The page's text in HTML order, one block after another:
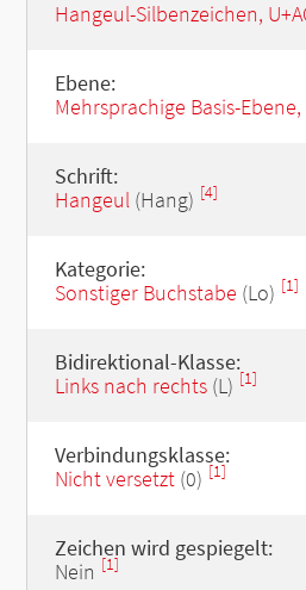
Hangeul-Silbenzeichen,
Ebene:
Mehrsprachige Basis-Ebene,
Schrift:
Hangeul(Hang) [4]
Kategorie:
Sonstiger Buchstabe (Lo) [1]
Bidirektional-Klasse:
Links nach rechts(L) [1]
Verbindungsklasse:
Nicht versetzt(0) [1]
Zeichen wird gespiegelt:
Nein [1]